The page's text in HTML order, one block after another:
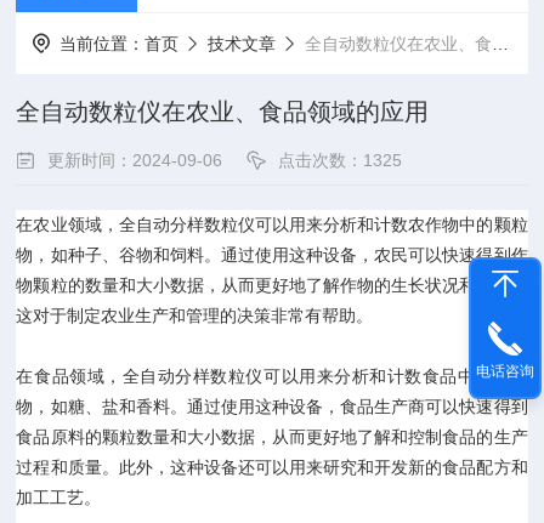
当前位置：首页 技术文章 全自动数粒仪在农业、食品领域的应用
全自动数粒仪在农业、食品领域的应用
更新时间：2024-09-06 点击次数：1325
在农业领域，全自动分样数粒仪可以用来分析和计数农作物中的颗粒
物，如种子、谷物和饲料。通过使用这种设备，农民可以快速得到作
物颗粒的数量和大小数据，从而更好地了解作物的生长状况和产量，
这对于制定农业生产和管理的决策非常有帮助。
在食品领域，全自动分样数粒仪可以用来分析和计数食品中的颗粒
物，如糖、盐和香料。通过使用这种设备，食品生产商可以快速得到
食品原料的颗粒数量和大小数据，从而更好地了解和控制食品的生产
过程和质量。此外，这种设备还可以用来研究和开发新的食品配方和
加工工艺。
电话咨询